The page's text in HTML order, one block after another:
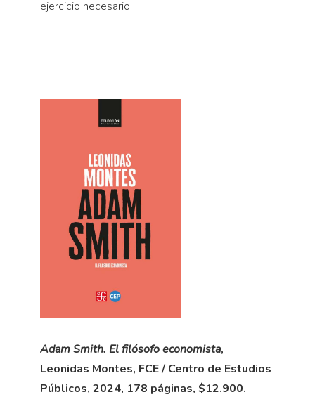
ejercicio necesario.
Adam Smith. El filósofo economista,
Leonidas Montes, FCE / Centro de Estudios
Públicos, 2024, 178 páginas, $12.900.